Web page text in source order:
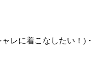
レに着こなしたい！)・